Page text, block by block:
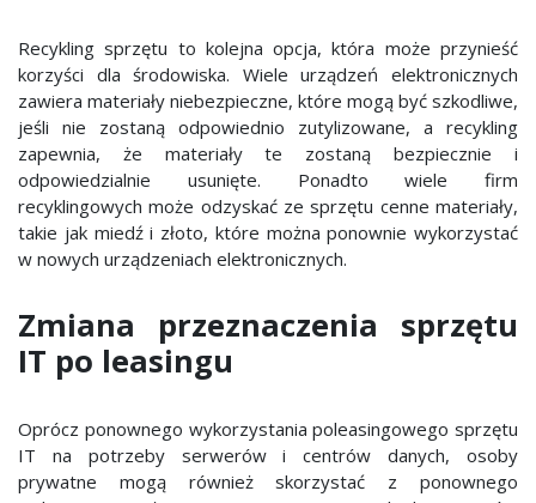
Recykling sprzętu to kolejna opcja, która może przynieść
korzyści dla środowiska. Wiele urządzeń elektronicznych
zawiera materiały niebezpieczne, które mogą być szkodliwe,
jeśli nie zostaną odpowiednio zutylizowane, a recykling
zapewnia, że materiały te zostaną bezpiecznie i
odpowiedzialnie usunięte. Ponadto wiele firm
recyklingowych może odzyskać ze sprzętu cenne materiały,
takie jak miedź i złoto, które można ponownie wykorzystać
w nowych urządzeniach elektronicznych.
Zmiana przeznaczenia sprzętu
IT po leasingu
Oprócz ponownego wykorzystania poleasingowego sprzętu
IT na potrzeby serwerów i centrów danych, osoby
prywatne mogą również skorzystać z ponownego